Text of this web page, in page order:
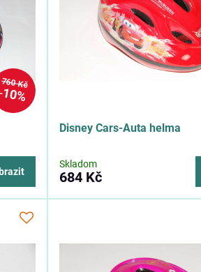
760 Kč
10%
Disney Cars-Auta helma
Skladom
684 Kč